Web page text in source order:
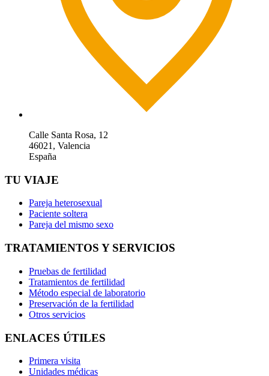
Calle Santa Rosa, 12
46021, Valencia
España
TU VIAJE
Pareja heterosexual
Paciente soltera
Pareja del mismo sexo
TRATAMIENTOS Y SERVICIOS
Pruebas de fertilidad
Tratamientos de fertilidad
Método especial de laboratorio
Preservación de la fertilidad
Otros servicios
ENLACES ÚTILES
Primera visita
Unidades médicas